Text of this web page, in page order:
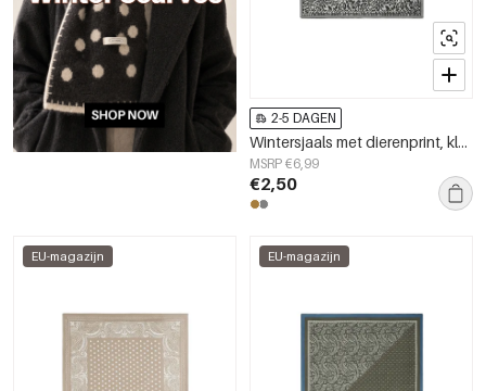
2-5 DAGEN
Wintersjaals met dierenprint, klassieke imitatiezijde, dagelijkse accessoires
MSRP €6,99
€2,50
EU-magazijn EU-magazijn